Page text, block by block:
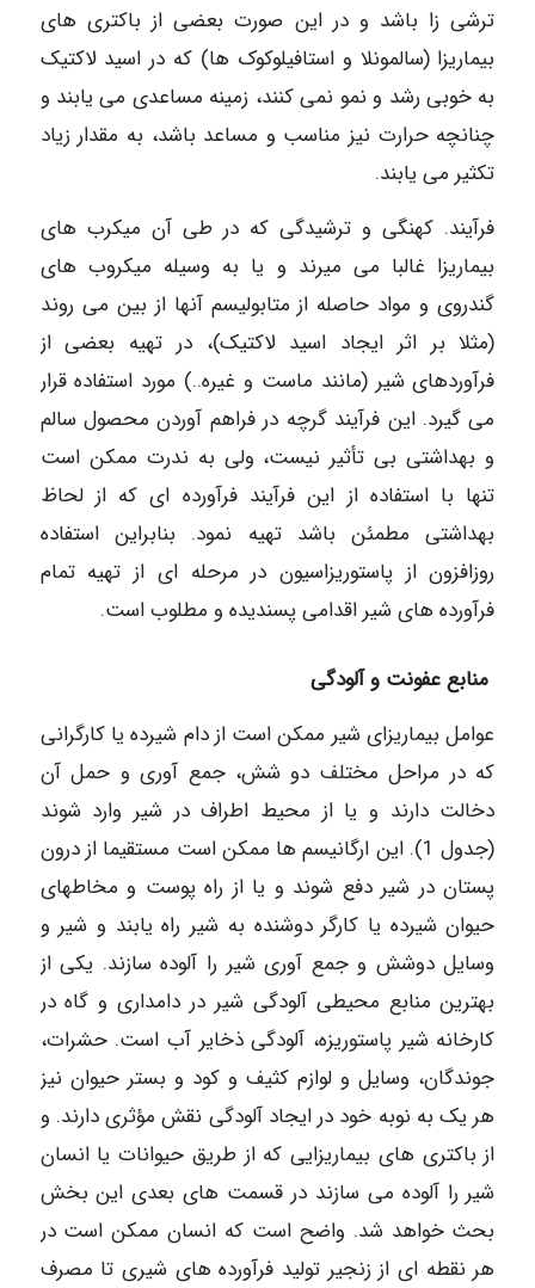
ترشی زا باشد و در این صورت بعضی از باکتری های
بیماریزا (سالمونلا و استافيلوکوک ها) که در اسید لاکتیک
به خوبی رشد و نمو نمی کنند، زمینه مساعدی می یابند و
چنانچه حرارت نیز مناسب و مساعد باشد، به مقدار زیاد
تکثیر می یابند.
فرآیند. کهنگی و ترشیدگی که در طی آن میکرب های
بیماریزا غالبا می میرند و یا به وسیله میکروب های
گندروی و مواد حاصله از متابولیسم آنها از بین می روند
(مثلا بر اثر ایجاد اسید لاکتیک)، در تهیه بعضی از
فرآوردهای شیر (مانند ماست و غیره..) مورد استفاده قرار
می گیرد. این فرآیند گرچه در فراهم آوردن محصول سالم
و بهداشتی بی تأثیر نیست، ولی به ندرت ممکن است
تنها با استفاده از این فرآیند فرآورده ای که از لحاظ
بهداشتی مطمئن باشد تهیه نمود. بنابراین استفاده
روزافزون از پاستوریزاسیون در مرحله ای از تهیه تمام
فرآورده های شیر اقدامی پسندیده و مطلوب است.
منابع عفونت و آلودگی
عوامل بیماریزای شیر ممکن است از دام شیرده یا کارگرانی
که در مراحل مختلف دو شش، جمع آوری و حمل آن
دخالت دارند و یا از محیط اطراف در شیر وارد شوند
(جدول 1). این ارگانیسم ها ممکن است مستقیما از درون
پستان در شیر دفع شوند و یا از راه پوست و مخاطهای
حیوان شیرده یا کارگر دوشنده به شیر راه یابند و شیر و
وسایل دوشش و جمع آوری شیر را آلوده سازند. یکی از
بهترین منابع محیطی آلودگی شیر در دامداری و گاه در
کارخانه شیر پاستوریزه، آلودگی ذخایر آب است. حشرات،
جوندگان، وسایل و لوازم کثیف و کود و بستر حیوان نیز
هر یک به نوبه خود در ایجاد آلودگی نقش مؤثری دارند. و
از باکتری های بیماریزایی که از طریق حیوانات یا انسان
شیر را آلوده می سازند در قسمت های بعدی این بخش
بحث خواهد شد. واضح است که انسان ممکن است در
هر نقطه ای از زنجیر تولید فرآورده های شیری تا مصرف